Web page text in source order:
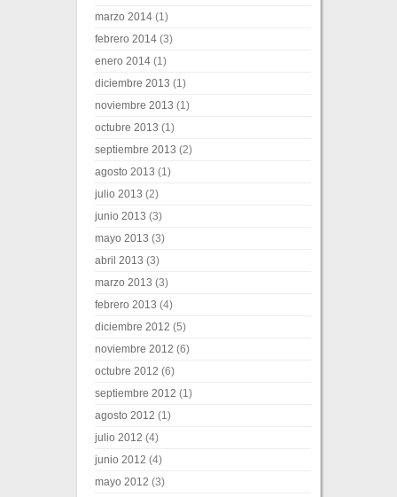
marzo 2014 (1)
febrero 2014 (3)
enero 2014 (1)
diciembre 2013 (1)
noviembre 2013 (1)
octubre 2013 (1)
septiembre 2013 (2)
agosto 2013 (1)
julio 2013 (2)
junio 2013 (3)
mayo 2013 (3)
abril 2013 (3)
marzo 2013 (3)
febrero 2013 (4)
diciembre 2012 (5)
noviembre 2012 (6)
octubre 2012 (6)
septiembre 2012 (1)
agosto 2012 (1)
julio 2012 (4)
junio 2012 (4)
mayo 2012 (3)